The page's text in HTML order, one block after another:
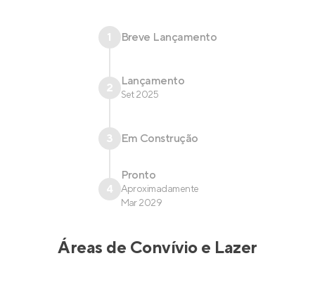
1 Breve Lançamento
2 Lançamento
Set 2025
3 Em Construção
4
Pronto
Aproximadamente
Mar 2029
Áreas de Convívio e Lazer